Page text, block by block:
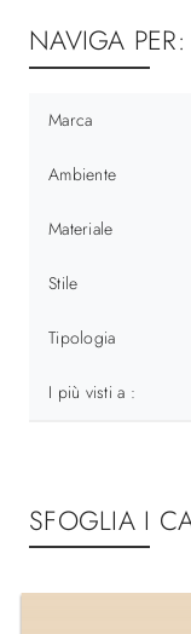
NAVIGA PER:
Marca
Ambiente
Materiale
Stile
Tipologia
I più visti a :
SFOGLIA I